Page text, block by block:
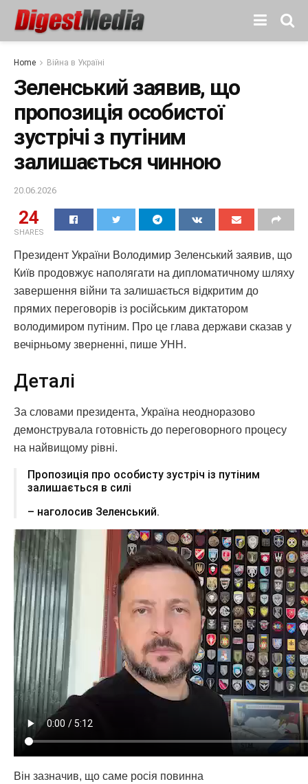
Home Війна в Україні
Зеленський заявив, що
пропозиція особистої
зустрічі з путіним
залишається чинною
20.06.2026
24
SHARES
Президент України Володимир Зеленський заявив, що
Київ продовжує наполягати на дипломатичному шляху
завершення війни та залишається відкритим до
прямих переговорів із російським диктатором
володимиром путіним. Про це глава держави сказав у
вечірньому зверненні, пише УНН.
Деталі
За словами президента, Україна неодноразово
демонструвала готовність до переговорного процесу
на найвищому рівні.
Пропозиція про особисту зустріч із путіним
залишається в силі
– наголосив Зеленський.
Він зазначив, що саме росія повинна